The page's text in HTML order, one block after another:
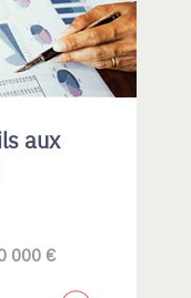
aux
000 €